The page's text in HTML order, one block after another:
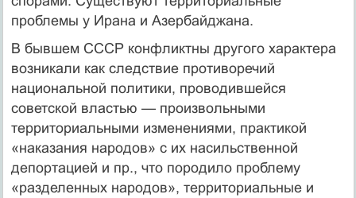
проблемы у Ирана и Азербайджана.
В бывшем СССР конфликтны другого характера
возникали как следствие противоречий
национальной политики, проводившейся
советской властью — произвольными
территориальными изменениями, практикой
«наказания народов» с их насильственной
депортацией и пр., что породило проблему
«разделенных народов», территориальные и